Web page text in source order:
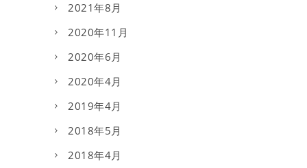
2021年8月
2020年11月
2020年6月
2020年4月
2019年4月
2018年5月
2018年4月